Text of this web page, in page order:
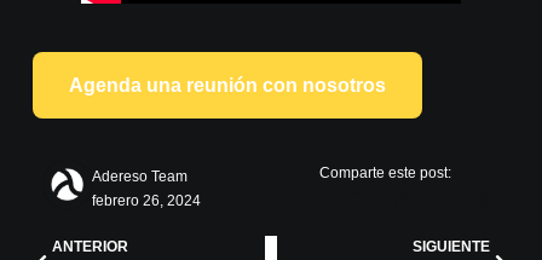
Agenda una reunión con nosotros
Adereso Team
febrero 26, 2024
Comparte este post:
ANTERIOR SIGUIENTE